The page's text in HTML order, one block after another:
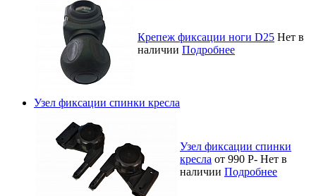
Крепеж фиксации ноги D25 Нет в
наличии Подробнее
Узел фиксации спинки кресла
Узел фиксации спинки
кресла от 990 Р- Нет в
наличии Подробнее